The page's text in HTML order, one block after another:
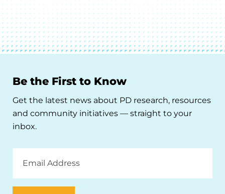
Be the First to Know
Get the latest news about PD research, resources
and community initiatives — straight to your
inbox.
Address